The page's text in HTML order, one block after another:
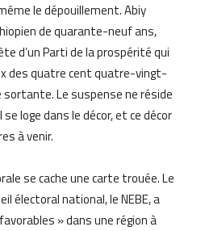
le dépouillement. Abiy
de quarante-neuf ans,
d’un Parti de la prospérité qui
des quatre cent quatre-vingt-
Le suspense ne réside
loge dans le décor, et ce décor
à venir.
se cache une carte trouée. Le
électoral national, le NEBE, a
» dans une région à